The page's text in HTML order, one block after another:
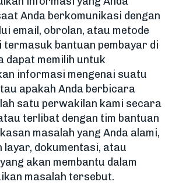
Anda berkomunikasi dengan
email, obrolan, atau metode
termasuk bantuan pembayar di
dapat memilih untuk
informasi mengenai suatu
apakah Anda berbicara
satu perwakilan kami secara
terlibat dengan tim bantuan
masalah yang Anda alami,
layar, dokumentasi, atau
akan membantu dalam
masalah tersebut.